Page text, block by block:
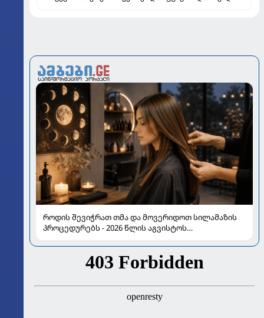
როდის შევიჭრათ თმა და მოვერიდოთ სილამაზის
პროცედურებს - 2026 წლის აგვისტოს